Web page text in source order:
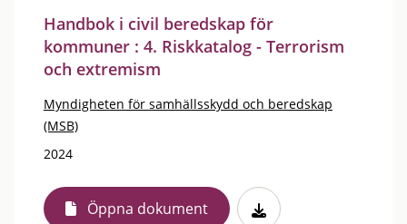
Handbok i civil beredskap för
kommuner : 4. Riskkatalog - Terrorism
och extremism
Myndigheten för samhällsskydd och beredskap
(MSB)
2024
Öppna dokument